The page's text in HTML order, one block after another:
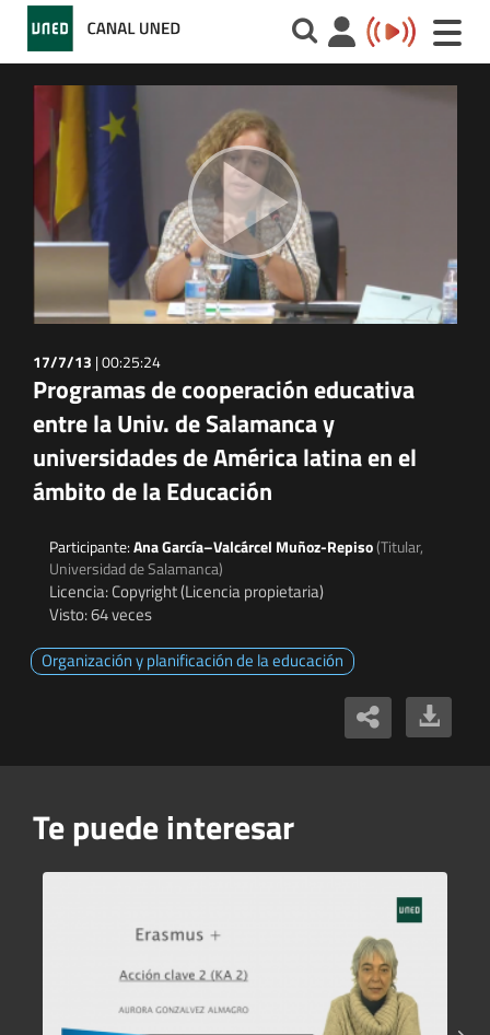
Toggle
17/7/13 |00:25:24
Programas de cooperación educativa
entre la Univ. de Salamanca y
universidades de América latina en el
ámbito de la Educación
Participante:Ana García–Valcárcel Muñoz-Repiso(Titular,
Universidad de Salamanca)
Licencia: Copyright (Licencia propietaria)
Visto: 64 veces
Organización y planificación de la educación
Te puede interesar